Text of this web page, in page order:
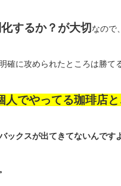
するか？が大切 なので、
確に攻められたところは勝て
人でやってる珈琲店
ックスが出てきてないんですよ